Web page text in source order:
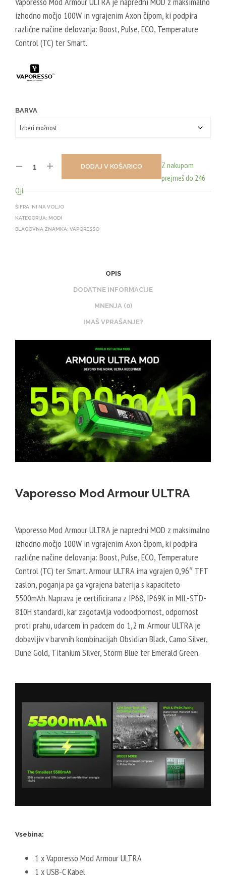
izhodno močjo 100W in vgrajenim Axon čipom, ki podpira
različne načine delovanja: Boost, Pulse, ECO, Temperature
Control (TC) ter Smart.
BARVA
DODAJ V KOŠARICO
Z nakupom
prejmeš do 246
Qji.
ŠIFRA: NI NA VOLJO
KATEGORIJA: MODI
BLAGOVNA ZNAMKA: VAPORESSO
OPIS
DODATNE INFORMACIJE
MNENJA (0)
IMAŠ VPRAŠANJE?
Vaporesso Mod Armour ULTRA
Vaporesso Mod Armour ULTRA je napredni MOD z maksimalno
izhodno močjo 100W in vgrajenim Axon čipom, ki podpira
različne načine delovanja: Boost, Pulse, ECO, Temperature
Control (TC) ter Smart. Armour ULTRA ima vgrajen 0,96″ TFT
zaslon, poganja pa ga vgrajena baterija s kapaciteto
5500mAh. Naprava je certificirana z IP68, IP69K in MIL-STD-
810H standardi, kar zagotavlja vodoodpornost, odpornost
proti prahu, udarcem in padcem do 1,2 m. Armour ULTRA je
dobavljiv v barvnih kombinacijah Obsidian Black, Camo Silver,
Dune Gold, Titanium Silver, Storm Blue ter Emerald Green.
Vsebina:
1 x Vaporesso Mod Armour ULTRA
1 x USB-C Kabel